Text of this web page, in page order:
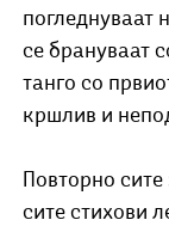
погледнуваат
се брануваат
танго со
кршлив и
Повторно сите
сите стихови